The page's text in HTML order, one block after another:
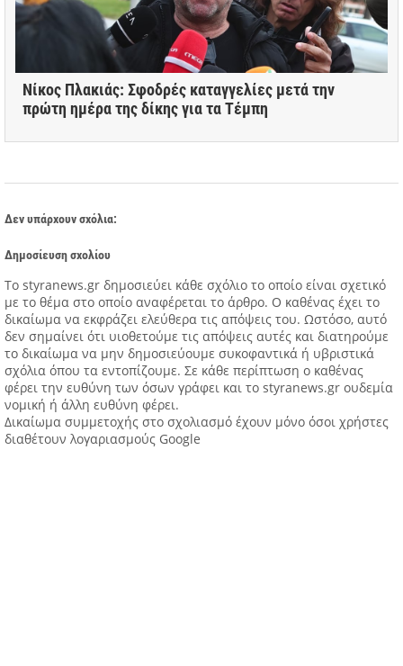
Νίκος Πλακιάς: Σφοδρές καταγγελίες μετά την
πρώτη ημέρα της δίκης για τα Τέμπη
Δεν υπάρχουν σχόλια:
Δημοσίευση σχολίου
Tο styranews.gr δημοσιεύει κάθε σχόλιο το οποίο είναι σχετικό
με το θέμα στο οποίο αναφέρεται το άρθρο. Ο καθένας έχει το
δικαίωμα να εκφράζει ελεύθερα τις απόψεις του. Ωστόσο, αυτό
δεν σημαίνει ότι υιοθετούμε τις απόψεις αυτές και διατηρούμε
το δικαίωμα να μην δημοσιεύουμε συκοφαντικά ή υβριστικά
σχόλια όπου τα εντοπίζουμε. Σε κάθε περίπτωση ο καθένας
φέρει την ευθύνη των όσων γράφει και το styranews.gr ουδεμία
νομική ή άλλη ευθύνη φέρει.
Δικαίωμα συμμετοχής στο σχολιασμό έχουν μόνο όσοι χρήστες
διαθέτουν λογαριασμούς Google